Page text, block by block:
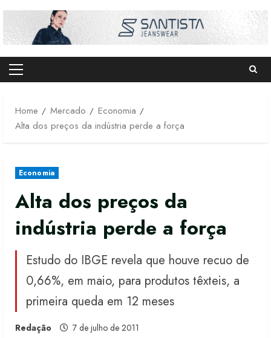
Primary
Home
Mercado
Economia
Alta dos preços da indústria perde a força
Economia
Alta dos preços da
indústria perde a força
Estudo do IBGE revela que houve recuo de
0,66%, em maio, para produtos têxteis, a
primeira queda em 12 meses
Redação 7 de julho de 2011